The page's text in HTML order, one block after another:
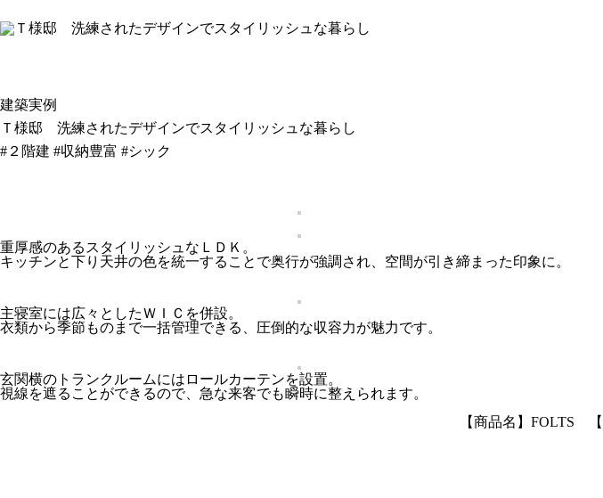
建築実例
Ｔ様邸 洗練されたデザインでスタイリッシュな暮らし
#２階建 #収納豊富 #シック
重厚感のあるスタイリッシュなＬＤＫ。
キッチンと下り天井の色を統一することで奥行が強調され、空間が引き締まった印象に。
主寝室には広々としたＷＩＣを併設。
衣類から季節ものまで一括管理できる、圧倒的な収容力が魅力です。
玄関横のトランクルームにはロールカーテンを設置。
視線を遮ることができるので、急な来客でも瞬時に整えられます。
【商品名】FOLTS